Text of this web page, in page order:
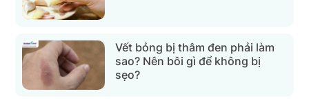
Vết bỏng bị thâm đen phải làm
sao? Nên bôi gì để không bị
sẹo?